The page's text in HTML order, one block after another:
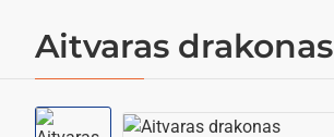
Aitvaras drakonas